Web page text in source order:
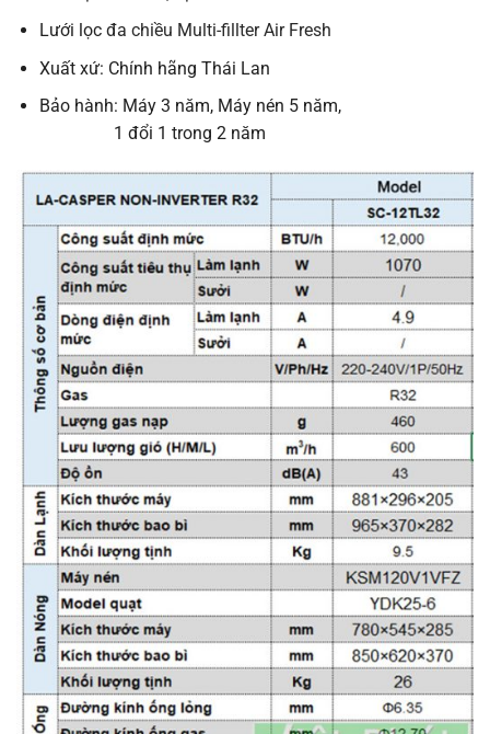
Lưới lọc đa chiều Multi-fillter Air Fresh
Xuất xứ: Chính hãng Thái Lan
Bảo hành: Máy 3 năm, Máy nén 5 năm,
1 đổi 1 trong 2 năm